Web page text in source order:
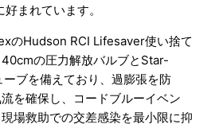
まれています。
のHudson RCI Lifesaver使い捨て
の圧力解放バルブとStar-
ブを備えており、過膨張を防
を確保し、コードブルーイベン
場救助での交差感染を最小限に抑